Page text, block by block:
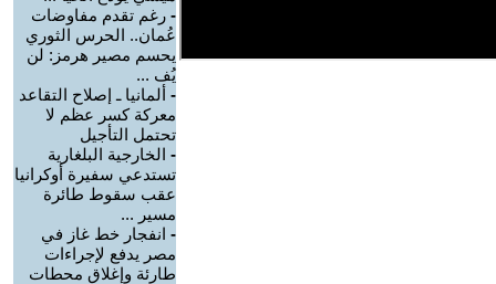
- رغم تقدم مفاوضات
عُمان.. الحرس الثوري
يحسم مصير هرمز: لن
يُف ...
- ألمانيا ـ إصلاح التقاعد
معركة كسر عظم لا
تحتمل التأجيل
- الخارجية البلغارية
تستدعي سفيرة أوكرانيا
عقب سقوط طائرة
مسير ...
- انفجار خط غاز في
مصر يدفع لإجراءات
طارئة وإغلاق محطات